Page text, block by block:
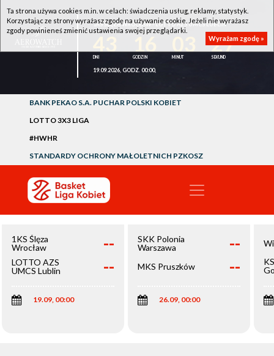
1KS ŚLĘZA WROCŁAW - LOTTO AZS UMCS LUBLIN
26
19.09.2026, GODZ. 00:00,
BANK PEKAO S.A. PUCHAR POLSKI KOBIET
LOTTO 3X3 LIGA
#HWHR
STANDARDY OCHRONY MAŁOLETNICH PZKOSZ
1KS Ślęza
Wrocław
--
LOTTO AZS
UMCS Lublin
--
19.09, 00:00
SKK Polonia
Warszawa
--
MKS Pruszków --
26.09, 00:00
Ta strona używa cookies m.in. w celach: świadczenia usług, reklamy, statystyk.
Korzystając ze strony wyrażasz zgodę na używanie cookie. Jeżeli nie wyrażasz
zgody powinieneś zmienić ustawienia swojej przeglądarki.
Wyrażam zgodę »